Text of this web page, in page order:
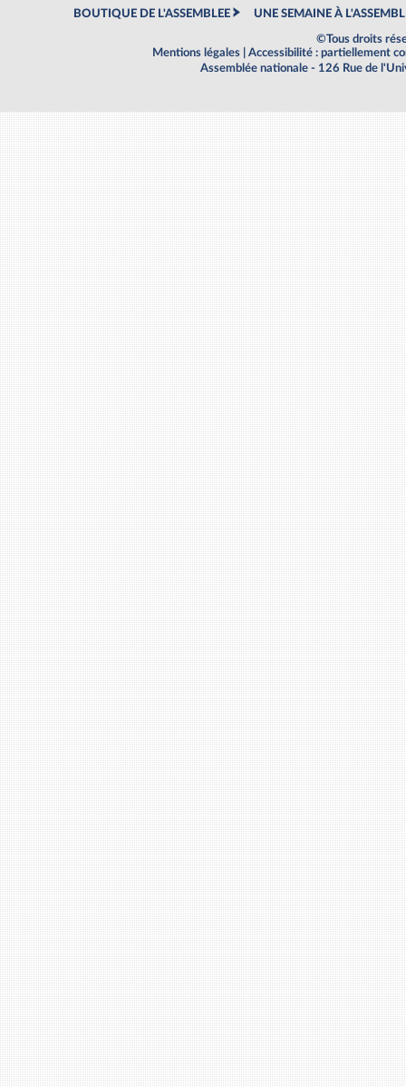
BOUTIQUE DE L'ASSEMBLEE UNE SEMAINE À
©Tous droits
Mentions légales
Accessibilité : partiellement
Assemblée nationale - 126 Rue de